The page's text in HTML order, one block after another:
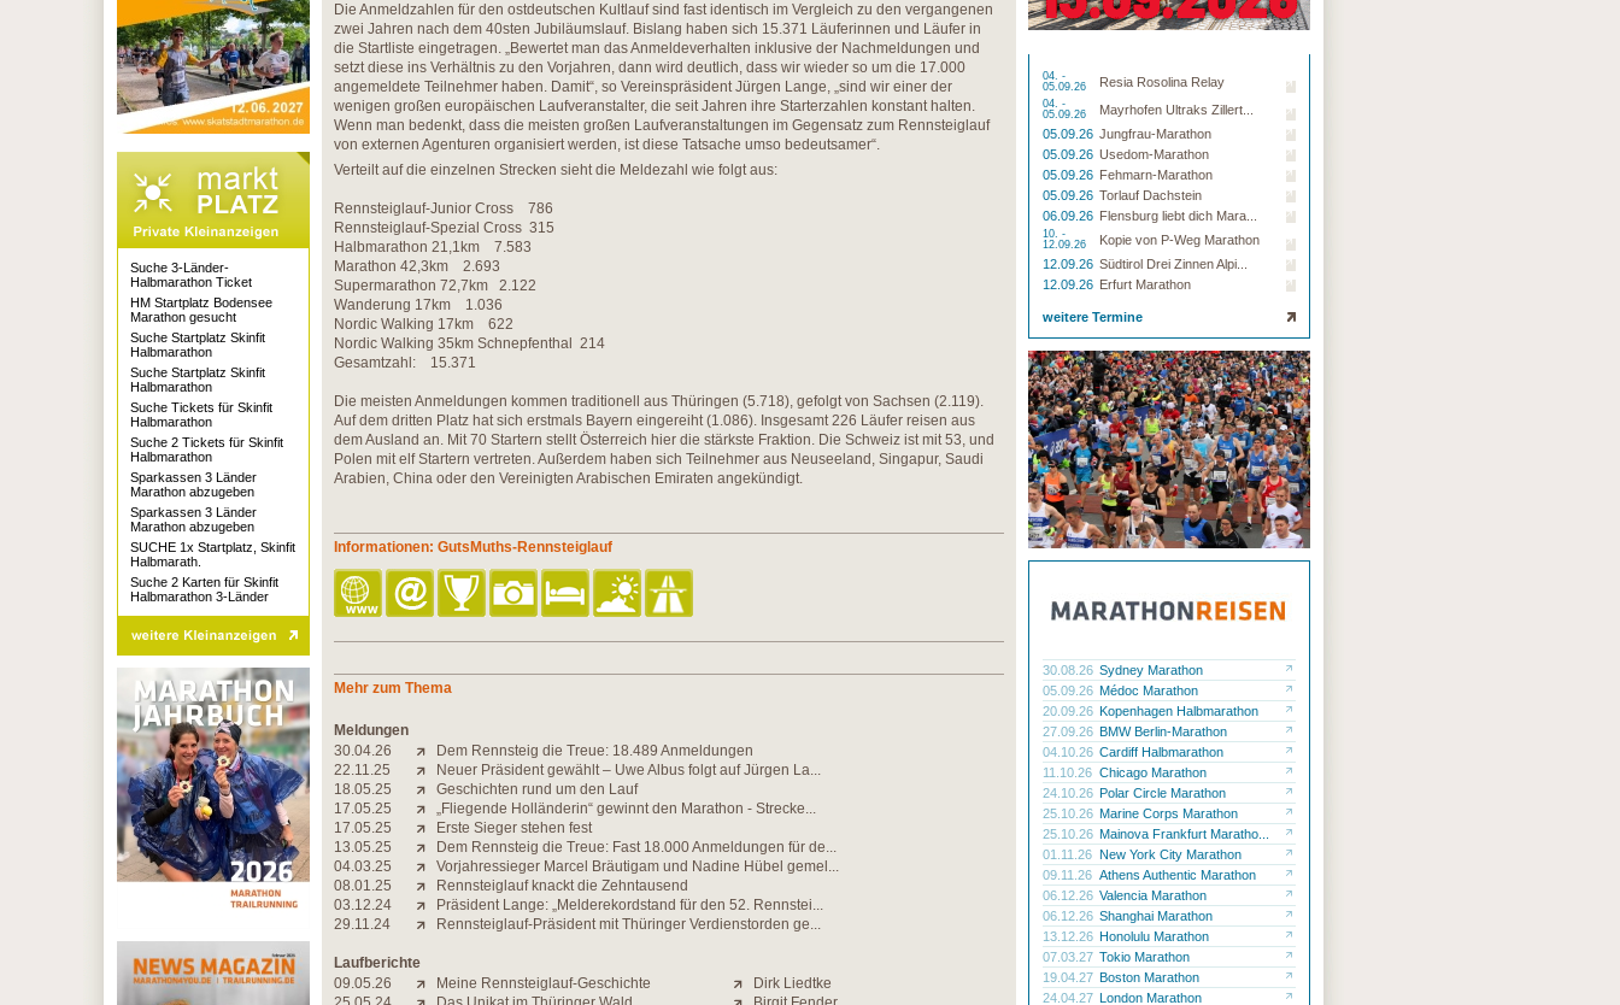
Die Anmeldzahlen für den ostdeutschen Kultlauf sind fast identisch im Vergleich zu den vergangenen
zwei Jahren nach dem 40sten Jubiläumslauf. Bislang haben sich 15.371 Läuferinnen und Läufer in
die Startliste eingetragen. „Bewertet man das Anmeldeverhalten inklusive der Nachmeldungen und
setzt diese ins Verhältnis zu den Vorjahren, dann wird deutlich, dass wir wieder so um die 17.000
angemeldete Teilnehmer haben. Damit“, so Vereinspräsident Jürgen Lange, „sind wir einer der
wenigen großen europäischen Laufveranstalter, die seit Jahren ihre Starterzahlen konstant halten.
Wenn man bedenkt, dass die meisten großen Laufveranstaltungen im Gegensatz zum Rennsteiglauf
von externen Agenturen organisiert werden, ist diese Tatsache umso bedeutsamer“.
Verteilt auf die einzelnen Strecken sieht die Meldezahl wie folgt aus:
Rennsteiglauf-Junior Cross 786
Rennsteiglauf-Spezial Cross 315
Halbmarathon 21,1km 7.583
Marathon 42,3km 2.693
Supermarathon 72,7km 2.122
Wanderung 17km 1.036
Nordic Walking 17km 622
Nordic Walking 35km Schnepfenthal 214
Gesamtzahl: 15.371
Die meisten Anmeldungen kommen traditionell aus Thüringen (5.718), gefolgt von Sachsen (2.119).
Auf dem dritten Platz hat sich erstmals Bayern eingereiht (1.086). Insgesamt 226 Läufer reisen aus
dem Ausland an. Mit 70 Startern stellt Österreich hier die stärkste Fraktion. Die Schweiz ist mit 53, und
Polen mit elf Startern vertreten. Außerdem haben sich Teilnehmer aus Neuseeland, Singapur, Saudi
Arabien, China oder den Vereinigten Arabischen Emiraten angekündigt.
Informationen: GutsMuths-Rennsteiglauf
Mehr zum Thema
Meldungen
30.04.26
Dem Rennsteig die Treue: 18.489 Anmeldungen
22.11.25
Neuer Präsident gewählt – Uwe Albus folgt auf Jürgen La...
18.05.25
Geschichten rund um den Lauf
17.05.25
„Fliegende Holländerin“ gewinnt den Marathon - Strecke...
17.05.25
Erste Sieger stehen fest
13.05.25
Dem Rennsteig die Treue: Fast 18.000 Anmeldungen für de...
04.03.25
Vorjahressieger Marcel Bräutigam und Nadine Hübel gemel...
08.01.25
Rennsteiglauf knackt die Zehntausend
03.12.24
Präsident Lange: „Melderekordstand für den 52. Rennstei...
29.11.24
Rennsteiglauf-Präsident mit Thüringer Verdienstorden ge...
Laufberichte
09.05.26
Meine Rennsteiglauf-Geschichte
Dirk Liedtke
04. -
05.09.26
Resia Rosolina Relay
04. -
05.09.26
Mayrhofen Ultraks Zillert...
05.09.26 Jungfrau-Marathon
05.09.26 Usedom-Marathon
05.09.26 Fehmarn-Marathon
05.09.26 Torlauf Dachstein
06.09.26 Flensburg liebt dich Mara...
10. -
12.09.26
Kopie von P-Weg Marathon
12.09.26 Südtirol Drei Zinnen Alpi...
12.09.26 Erfurt Marathon
weitere Termine
30.08.26 Sydney Marathon
05.09.26 Médoc Marathon
20.09.26 Kopenhagen Halbmarathon
27.09.26 BMW Berlin-Marathon
04.10.26 Cardiff Halbmarathon
11.10.26 Chicago Marathon
24.10.26 Polar Circle Marathon
25.10.26 Marine Corps Marathon
25.10.26 Mainova Frankfurt Maratho...
01.11.26 New York City Marathon
09.11.26 Athens Authentic Marathon
06.12.26 Valencia Marathon
06.12.26 Shanghai Marathon
13.12.26 Honolulu Marathon
07.03.27 Tokio Marathon
19.04.27 Boston Marathon
24.04.27 London Marathon
Suche 3-Länder-
Halbmarathon Ticket
HM Startplatz Bodensee
Marathon gesucht
Suche Startplatz Skinfit
Halbmarathon
Suche Startplatz Skinfit
Halbmarathon
Suche Tickets für Skinfit
Halbmarathon
Suche 2 Tickets für Skinfit
Halbmarathon
Sparkassen 3 Länder
Marathon abzugeben
Sparkassen 3 Länder
Marathon abzugeben
SUCHE 1x Startplatz, Skinfit
Halbmarath.
Suche 2 Karten für Skinfit
Halbmarathon 3-Länder